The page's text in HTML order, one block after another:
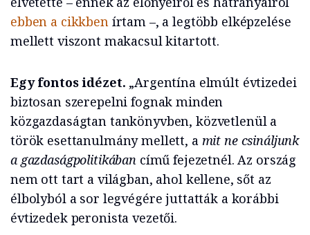
ebben a cikkbenírtam –, a legtöbb elképzelése
mellett viszont makacsul kitartott.
Egy fontos idézet. „Argentína elmúlt évtizedei
biztosan szerepelni fognak minden
közgazdaságtan tankönyvben, közvetlenül a
török esettanulmány mellett, a mit ne csináljunk
a gazdaságpolitikábancímű fejezetnél. Az ország
nem ott tart a világban, ahol kellene, sőt az
élbolyból a sor legvégére juttatták a korábbi
évtizedek peronista vezetői.